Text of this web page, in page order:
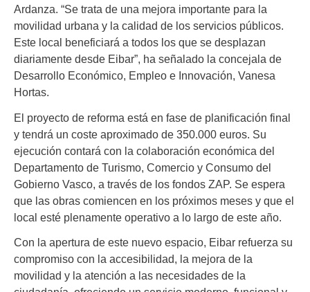
Ardanza. “Se trata de una mejora importante para la
movilidad urbana y la calidad de los servicios públicos.
Este local beneficiará a todos los que se desplazan
diariamente desde Eibar”, ha señalado la concejala de
Desarrollo Económico, Empleo e Innovación, Vanesa
Hortas.
El proyecto de reforma está en fase de planificación final
y tendrá un coste aproximado de 350.000 euros. Su
ejecución contará con la colaboración económica del
Departamento de Turismo, Comercio y Consumo del
Gobierno Vasco, a través de los fondos ZAP. Se espera
que las obras comiencen en los próximos meses y que el
local esté plenamente operativo a lo largo de este año.
Con la apertura de este nuevo espacio, Eibar refuerza su
compromiso con la accesibilidad, la mejora de la
movilidad y la atención a las necesidades de la